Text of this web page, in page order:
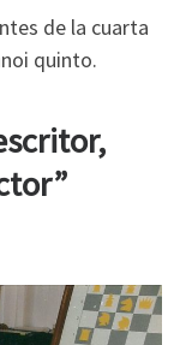
de la cuarta
quinto.